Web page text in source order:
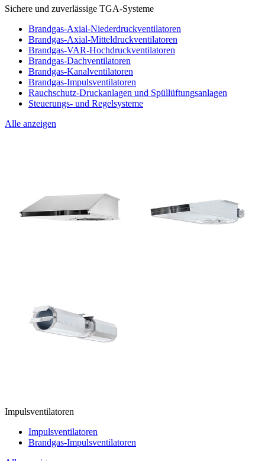
Sichere und zuverlässige TGA-Systeme
Brandgas-Axial-Niederdruckventilatoren
Brandgas-Axial-Mitteldruckventilatoren
Brandgas-VAR-Hochdruckventilatoren
Brandgas-Dachventilatoren
Brandgas-Kanalventilatoren
Brandgas-Impulsventilatoren
Rauchschutz-Druckanlagen und Spüllüftungsanlagen
Steuerungs- und Regelsysteme
Alle anzeigen
Impulsventilatoren
Impulsventilatoren
Brandgas-Impulsventilatoren